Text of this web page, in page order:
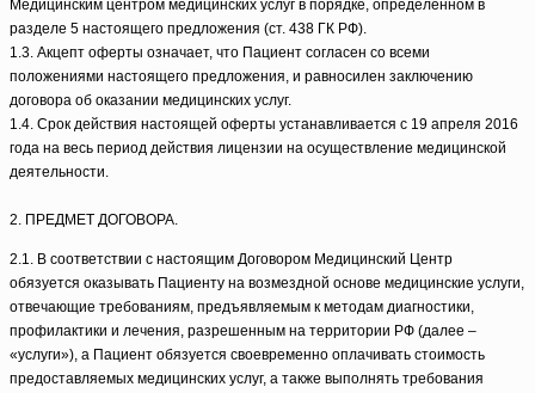
Медицинским центром медицинских услуг в порядке, определенном в
разделе 5 настоящего предложения (ст. 438 ГК РФ).
1.3. Акцепт оферты означает, что Пациент согласен со всеми
положениями настоящего предложения, и равносилен заключению
договора об оказании медицинских услуг.
1.4. Срок действия настоящей оферты устанавливается с 19 апреля 2016
года на весь период действия лицензии на осуществление медицинской
деятельности.
2. ПРЕДМЕТ ДОГОВОРА.
2.1. В соответствии с настоящим Договором Медицинский Центр
обязуется оказывать Пациенту на возмездной основе медицинские услуги,
отвечающие требованиям, предъявляемым к методам диагностики,
профилактики и лечения, разрешенным на территории РФ (далее –
«услуги»), а Пациент обязуется своевременно оплачивать стоимость
предоставляемых медицинских услуг, а также выполнять требования